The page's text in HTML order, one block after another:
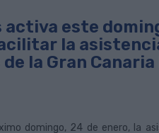
activa este
la
la Gran
domingo, 24 de enero, la